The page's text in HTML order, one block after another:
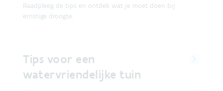
Raadpleeg de tips en ontdek wat je moet doen bij
ernstige droogte.
Tips voor een
watervriendelijke tuin